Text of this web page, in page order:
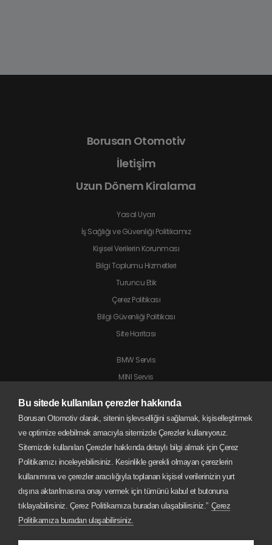
Bu sitede kullanılan çerezler hakkında
Borusan Otomotiv olarak, sitenin işlevselliğini sağlamak, kişiselleştirmek
ve optimize edebilmek amacıyla sitemizde Çerezler kullanıyoruz.
Sitemizde kullanılan Çerezler hakkında detaylı bilgi almak için Çerez
Politikamızı inceleyebilirsiniz. Kesinlikle gerekli olmayan çerezlerin
kullanımına ve çerezler aracılığıyla toplanan kişisel verilerinizin yurt
dışına aktarılmasına onay vermek için tümünü kabul et butonuna
tıklayabilirsiniz. Çerez Politikamıza buradan ulaşabilirsiniz.” Çerez
Politikamıza buradan ulaşabilirsiniz.
Borusan Otomotiv
İletişim
Uzun Dönem Kiralama
Yasal Uyarı
İş Sağlığı ve Güvenliği Politikamız
Kişisel Verilerin Korunması
Bilgi Toplumu Hizmetleri
Turuncu Etik
Çerez Politikası
Bilgi Güvenliği Politikası
Site Haritası
BMW Servis
MINI Servis
Land Rover Servis
BMW Motorrad Servis